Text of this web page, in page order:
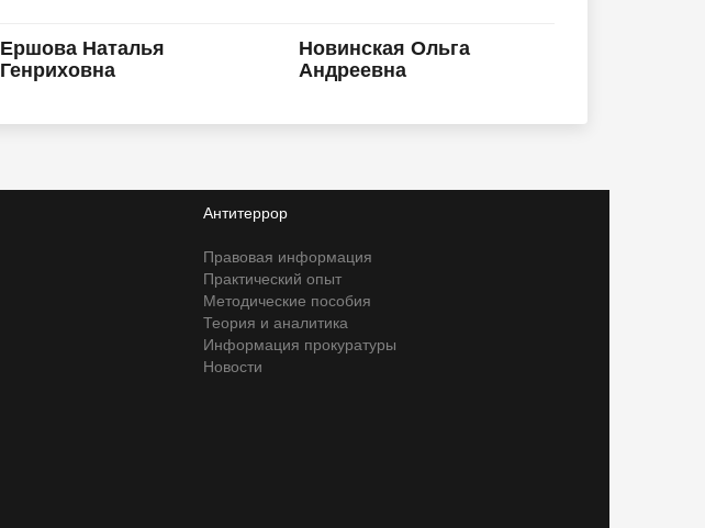
Ершова Наталья
Генриховна
Новинская Ольга
Андреевна
Антитеррор
Правовая информация
Практический опыт
Методические пособия
Теория и аналитика
Информация прокуратуры
Новости